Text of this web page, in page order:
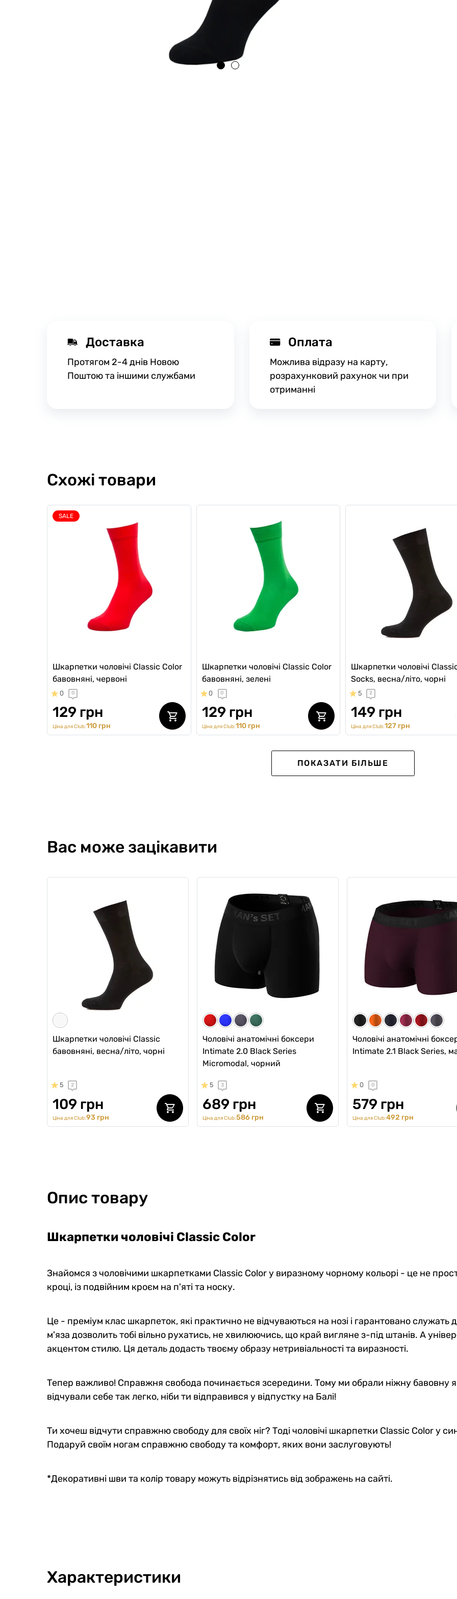
Доставка
Протягом 2-4 днів Новою
Поштою та іншими службами
Оплата
Можлива відразу на карту,
розрахунковий рахунок чи при
отриманні
Схожі товари
SALE
Шкарпетки чоловічі Classic Color
бавовняні, червоні
0 0
129 грн
Ціна для Club:110 грн
Шкарпетки чоловічі Classic Color
бавовняні, зелені
0 0
129 грн
Ціна для Club:110 грн
Шкарпетки чоловічі
Socks, весна/літо, чорні
5 2
149 грн
Ціна для Club:127 грн
Шкарпетки чоловічі Classic Color
бавовняні, темно-зелені
Шкарпетки чоловічі Classic Color
бавовняні, тенмо-сині
1
129 грн
Ціна для Club: 110 грн
Шкарпетки чоловічі
бавовняні, блакитні
0
129 грн
Ціна для Club:
ПОКАЗАТИ БІЛЬШЕ
Вас може зацікавити
Шкарпетки чоловічі Classic
бавовняні, весна/літо, чорні
5 2
109 грн
Ціна для Club:93 грн
Чоловічі анатомічні боксери
Intimate 2.0 Black Series
Micromodal, чорний
5 3
689 грн
Ціна для Club:586 грн
Чоловічі анатомічні
Intimate 2.1 Black Series,
0 0
579 грн
Ціна для Club:492 грн
Опис товару
Шкарпетки чоловічі Classic Color
Знайомся з чоловічими шкарпетками Classic Color у виразному чорному кольорі - це не
кроці, із подвійним кроєм на п'яті та носку.
Це - преміум клас шкарпеток, які практично не відчуваються на нозі і гарантовано
м'яза дозволить тобі вільно рухатись, не хвилюючись, що край вигляне з-під штанів. А
акцентом стилю. Ця деталь додасть твоєму образу нетривіальності та виразності.
Тепер важливо! Справжня свобода починається зсередини. Тому ми обрали ніжну бавовну
відчували себе так легко, ніби ти відправився у відпустку на Балі!
Ти хочеш відчути справжню свободу для своїх ніг? Тоді чоловічі шкарпетки Classic Color у
Подаруй своїм ногам справжню свободу та комфорт, яких вони заслуговують!
*Декоративні шви та колір товару можуть відрізнятись від зображень на сайті.
Характеристики